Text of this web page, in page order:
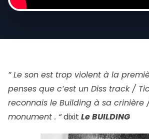
” Le son est trop violent à la
penses que c’est un Diss track /
reconnais le Building à sa crinière /
monument . “dixit Le BUILDING